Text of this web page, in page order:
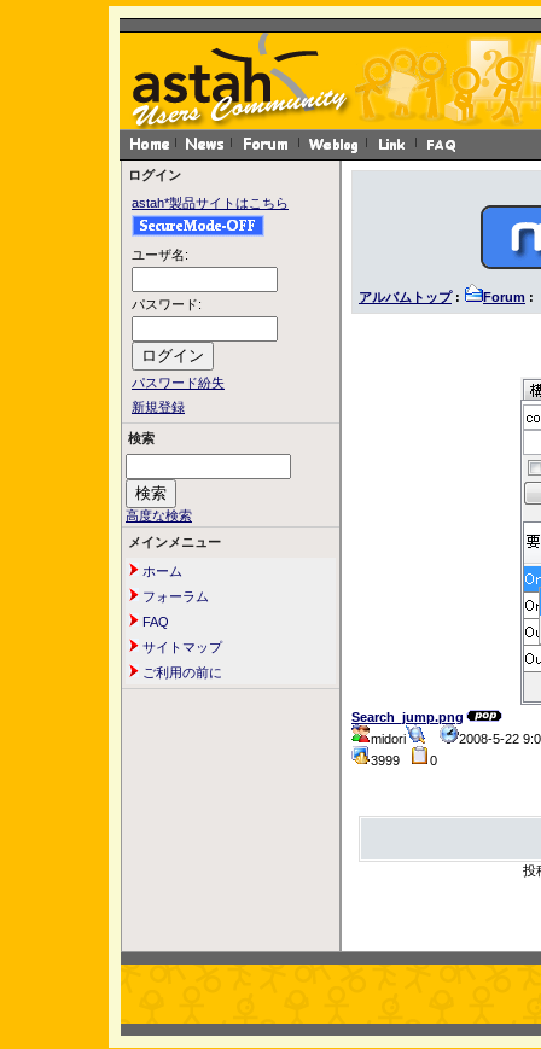
ログイン
astah*製品サイトはこちら
ユーザ名:
パスワード:
パスワード紛失
新規登録
検索
高度な検索
メインメニュー
ホーム
フォーラム
FAQ
サイトマップ
ご利用の前に
アルバムトップ: Forum :
Search_jump.png
midori
2008-5-22
3999
0
投